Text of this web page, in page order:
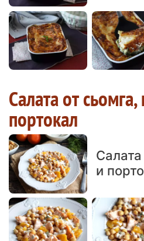
Салата от
портокал
и